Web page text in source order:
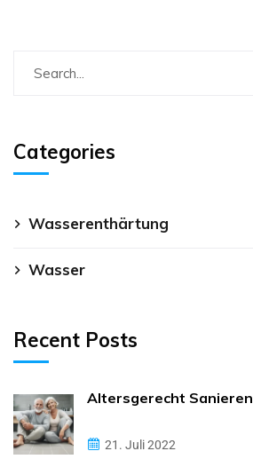
Categories
Wasserenthärtung
Wasser
Recent Posts
Altersgerecht Sanieren
21. Juli 2022